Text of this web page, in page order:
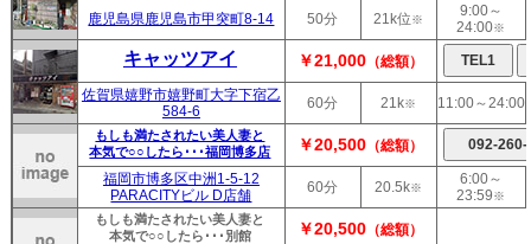
鹿児島県鹿児島市甲突町8-14 50分 21k位※
9:00～
24:00※
キャッツアイ ￥21,000 （総額）
佐賀県嬉野市嬉野町大字下宿乙
584-6
60分 21k※ 11:00～24:00
もしも満たされたい美人妻と
本気で○○したら･･･福岡博多店
￥20,500 （総額）
福岡市博多区中洲1-5-12
PARACITYビル D店舗
60分 20.5k※
6:00～
23:59※
もしも満たされたい美人妻と
本気で○○したら･･･別館
￥20,500 （総額）